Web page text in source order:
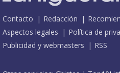
Contacto Redacción
Aspectos legales
Política de
Publicidad y webmasters
RSS